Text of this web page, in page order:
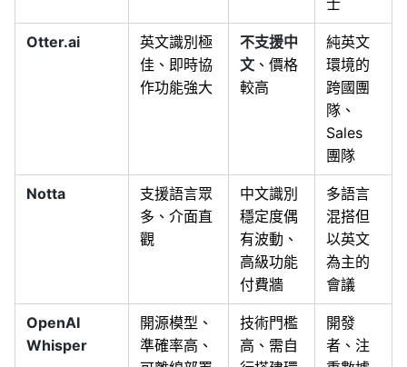
士
Otter.ai
英文識別極
佳、即時協
作功能強大
不支援中
文 、價格
較高
純英文
環境的
跨國團
隊、
Sales
團隊
Notta
支援語言眾
多、介面直
觀
中文識別
穩定度偶
有波動、
高級功能
付費牆
多語言
混搭但
以英文
為主的
會議
OpenAI
Whisper
開源模型、
準確率高、
技術門檻
高、需自
開發
者、注